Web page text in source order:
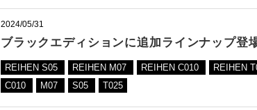
2024/05/31
ブラックエディションに追加ラインナップ登
REIHEN S05 REIHEN M07 REIHEN C010
REIHEN
C010
M07 S05 T025